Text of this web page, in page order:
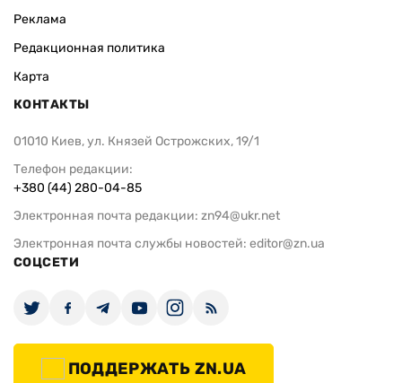
Реклама
Редакционная политика
Карта
КОНТАКТЫ
01010 Киев, ул. Князей Острожских, 19/1
Телефон редакции:
+380 (44) 280-04-85
Электронная почта редакции: zn94@ukr.net
Электронная почта службы новостей: editor@zn.ua
СОЦСЕТИ
ПОДДЕРЖАТЬ ZN.UA